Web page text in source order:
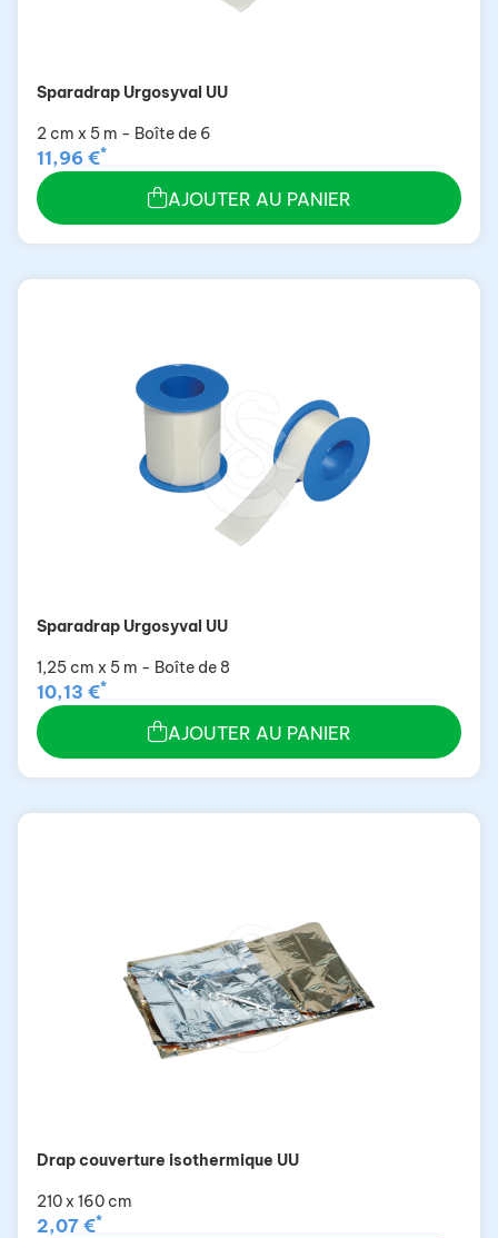
Sparadrap Urgosyval UU
2 cm x 5 m - Boîte de 6
11,96 €*
AJOUTER AU PANIER
Sparadrap Urgosyval UU
1,25 cm x 5 m - Boîte de 8
10,13 €*
AJOUTER AU PANIER
Drap couverture isothermique UU
210 x 160 cm
2,07 €*